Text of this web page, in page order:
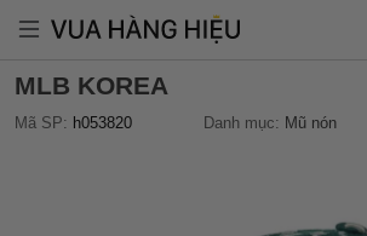
MLB KOREA
Mã SP: h053820 Danh mục: Mũ nón